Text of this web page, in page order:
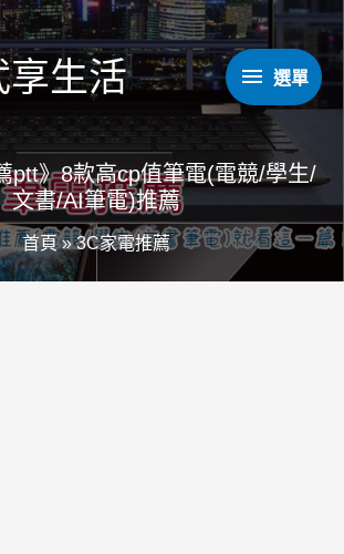
享生活
選
單
選單
ptt》8款高cp值筆電(電競/學生/
文書/AI筆電)推薦
首頁»3C家電推薦